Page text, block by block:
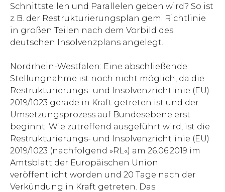
Schnittstellen und Parallelen geben wird? So ist
z. B. der Restrukturierungsplan gem. Richtlinie
in großen Teilen nach dem Vorbild des
deutschen Insolvenzplans angelegt.
Nordrhein-Westfalen: Eine abschließende
Stellungnahme ist noch nicht möglich, da die
Restrukturierungs- und Insolvenz­richtlinie (EU)
2019/1023 gerade in Kraft getreten ist und der
Umsetzungsprozess auf Bundesebene erst
beginnt. Wie zutreffend ausgeführt wird, ist die
Restrukturierungs- und Insolvenz­richtlinie (EU)
2019/1023 (nachfolgend »RL«) am 26.06.2019 im
Amtsblatt der Europäischen Union
veröffentlicht worden und 20 Tage nach der
Verkündung in Kraft getreten. Das